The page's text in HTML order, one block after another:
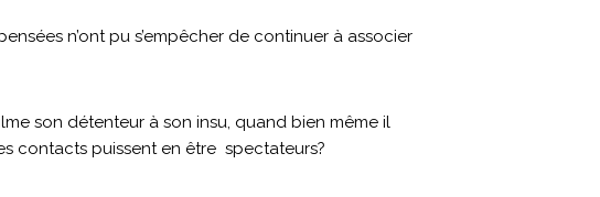
n’ont pu s’empêcher de continuer à associer
son détenteur à son insu, quand bien même il
contacts puissent en être spectateurs?